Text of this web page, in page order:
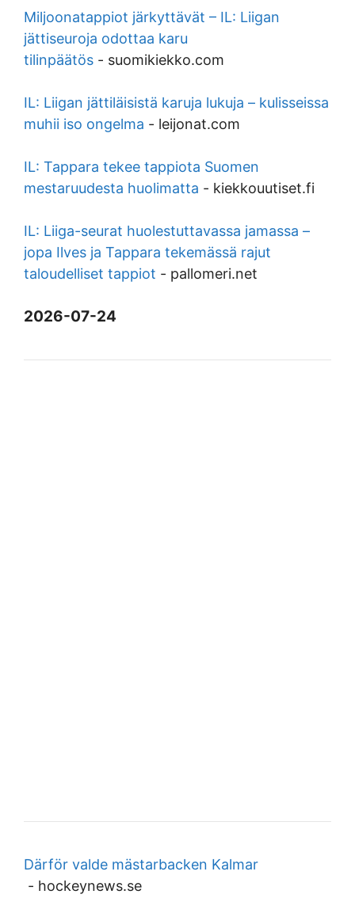
Miljoonatappiot järkyttävät – IL: Liigan
jättiseuroja odottaa karu
tilinpäätös - suomikiekko.com
IL: Liigan jättiläisistä karuja lukuja – kulisseissa
muhii iso ongelma - leijonat.com
IL: Tappara tekee tappiota Suomen
mestaruudesta huolimatta - kiekkouutiset.fi
IL: Liiga-seurat huolestuttavassa jamassa –
jopa Ilves ja Tappara tekemässä rajut
taloudelliset tappiot - pallomeri.net
2026-07-24
Därför valde mästarbacken Kalmar
- hockeynews.se